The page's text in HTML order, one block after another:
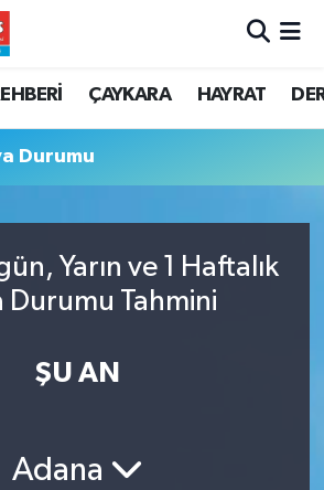
ÇAYKARA HAYRAT
Durumu
Yarın ve 1 Haftalık
Durumu Tahmini
ŞU AN
Adana
Eczaneler
Yoğunluk Haritası
Durumu ve Fikstür